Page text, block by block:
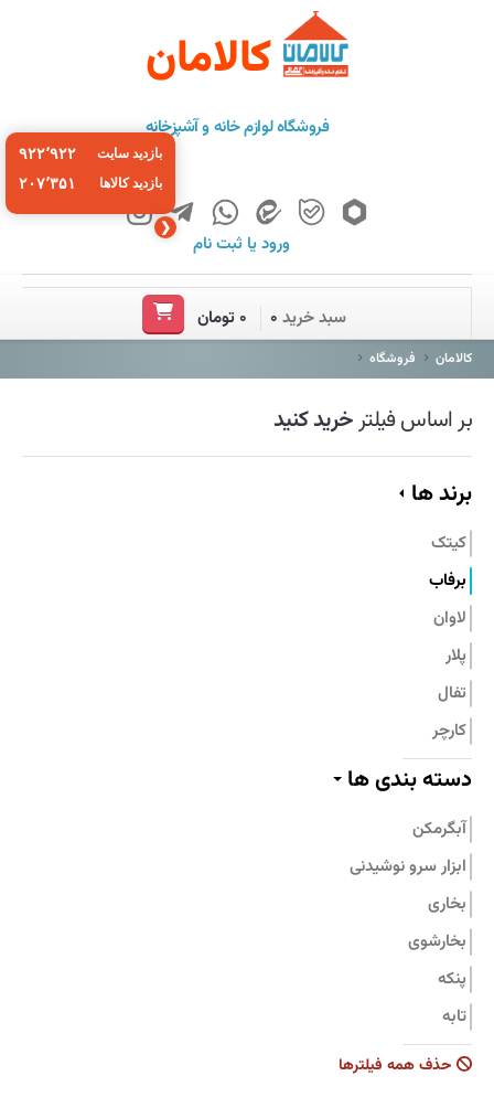
کالامان
فروشگاه لوازم خانه و آشپزخانه
ورودیا ثبت نام
فروشگاه
باشگاه مشتریان
درباره ما
سبد خرید ۰ ۰ تومان
کالامان فروشگاه
بر اساس فیلترخرید کنید
برند ها
کیتک
برفاب
لاوان
پلار
تفال
کارچر
پیلو
بامبوم
نیچی
پارس استیل
جنرال فیت
دسته بندی ها
آبگرمکن
ابزار سرو نوشیدنی
بخاری
بخارشوی
پنکه
تابه
جاروبرقی
حذف همه فیلترها
❮
بازدید سایت ۹۲۲٬۹۲۲
بازدید کالاها ۲۰۷٬۳۵۱